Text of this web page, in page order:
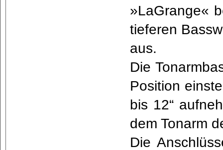
»LaGrange«
tieferen
aus.
Die
Position
bis 12“
dem Tonarm
Die